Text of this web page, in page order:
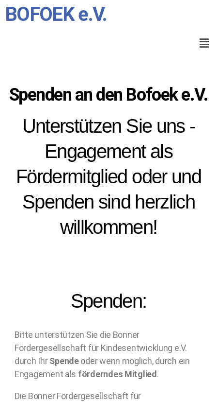
BOFOEK e.V.
Spenden an den Bofoek e.V.
Unterstützen Sie uns -
Engagement als
Fördermitglied oder und
Spenden sind herzlich
willkommen!
Spenden:
Bitte unterstützen Sie die Bonner
Fördergesellschaft für Kindesentwicklung e.V.
durch IhrSpendeoder wenn möglich, durch ein
Engagement als förderndes Mitglied.
Die Bonner Fördergesellschaft für